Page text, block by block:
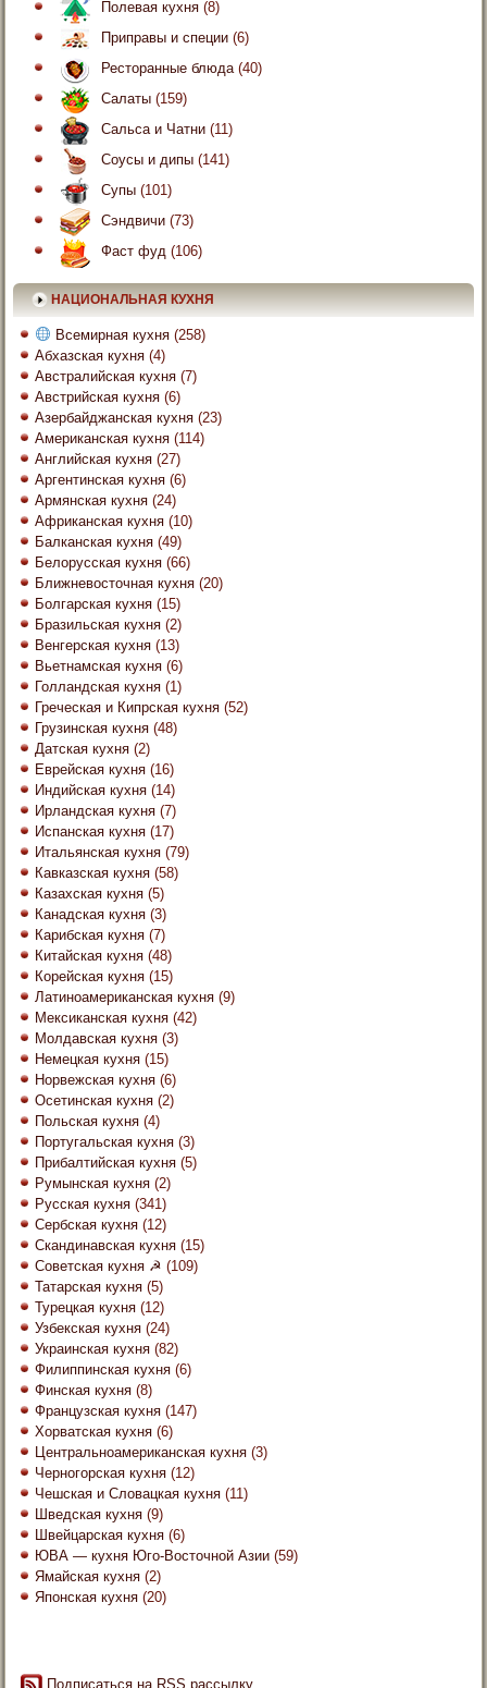
Полевая кухня (8)
Приправы и специи (6)
Ресторанные блюда(40)
Салаты (159)
Сальса и Чатни (11)
Соусы и дипы (141)
Супы (101)
Сэндвичи (73)
Фаст фуд (106)
НАЦИОНАЛЬНАЯ КУХНЯ
Всемирная кухня (258)
Абхазская кухня (4)
Австралийская кухня (7)
Австрийская кухня (6)
Азербайджанская кухня (23)
Американская кухня (114)
Английская кухня (27)
Аргентинская кухня (6)
Армянская кухня (24)
Африканская кухня (10)
Балканская кухня (49)
Белорусская кухня (66)
Ближневосточная кухня (20)
Болгарская кухня (15)
Бразильская кухня (2)
Венгерская кухня (13)
Вьетнамская кухня (6)
Голландская кухня (1)
Греческая и Кипрская кухня (52)
Грузинская кухня (48)
Датская кухня (2)
Еврейская кухня (16)
Индийская кухня (14)
Ирландская кухня (7)
Испанская кухня (17)
Итальянская кухня (79)
Кавказская кухня (58)
Казахская кухня (5)
Канадская кухня (3)
Карибская кухня (7)
Китайская кухня (48)
Корейская кухня (15)
Латиноамериканская кухня (9)
Мексиканская кухня (42)
Молдавская кухня (3)
Немецкая кухня (15)
Норвежская кухня (6)
Осетинская кухня (2)
Польская кухня (4)
Португальская кухня (3)
Прибалтийская кухня (5)
Румынская кухня (2)
Русская кухня (341)
Сербская кухня (12)
Скандинавская кухня (15)
Советская кухня ☭ (109)
Татарская кухня (5)
Турецкая кухня (12)
Узбекская кухня (24)
Украинская кухня (82)
Филиппинская кухня (6)
Финская кухня (8)
Французская кухня (147)
Хорватская кухня (6)
Центральноамериканская кухня (3)
Черногорская кухня (12)
Чешская и Словацкая кухня (11)
Шведская кухня (9)
Швейцарская кухня (6)
ЮВА — кухня Юго-Восточной Азии (59)
Ямайская кухня (2)
Японская кухня (20)
Подписаться на RSS рассылку